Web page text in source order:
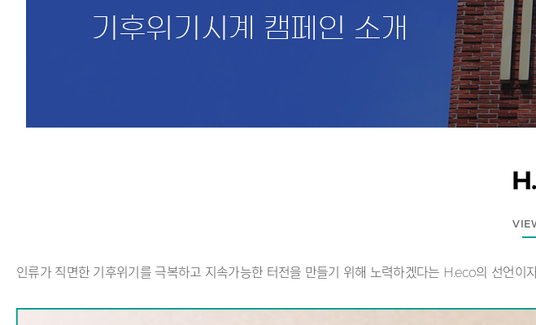
인류가 직면한 기후위기를 극복하고 지속가능한 터전을 만들기 위해 노력하겠다는 H.eco의 선언이